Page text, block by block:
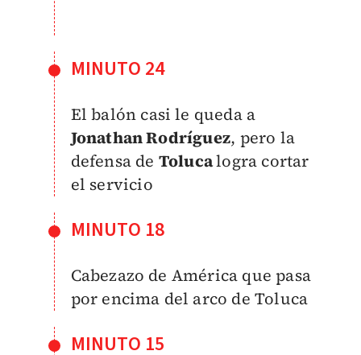
MINUTO 24
El balón casi le queda a
Jonathan Rodríguez, pero la
defensa de Tolucalogra cortar
el servicio
MINUTO 18
Cabezazo de América que pasa
por encima del arco de Toluca
MINUTO 15